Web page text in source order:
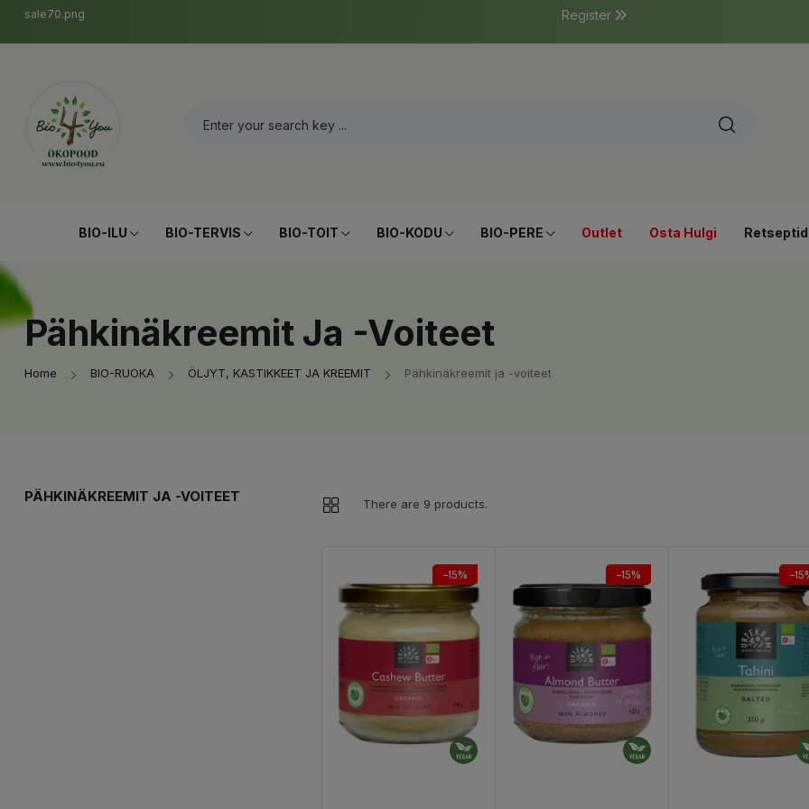
sale70.png Register
BIO-ILU BIO-TERVIS BIO-TOIT BIO-KODU BIO-PERE Outlet Osta Hulgi Retseptid
Pähkinäkreemit Ja -voiteet
Home BIO-RUOKA ÖLJYT, KASTIKKEET JA KREEMIT Pähkinäkreemit ja -voiteet
PÄHKINÄKREEMIT JA -VOITEET There are 9 products.
−15% −15%